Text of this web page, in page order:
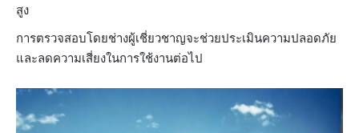
สูง
การตรวจสอบโดยช่างผู้เชี่ยวชาญจะช่วยประเมินความปลอดภัย
และลดความเสี่ยงในการใช้งานต่อไป​